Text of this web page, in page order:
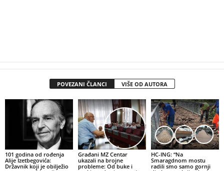
POVEZANI ČLANCI VIŠE OD AUTORA
101 godina od rođenja
Alije Izetbegovića:
Državnik koji je obilježio
Građani MZ Centar
ukazali na brojne
probleme: Od buke i
HC-ING: “Na
Smaragdnom mostu
radili smo samo gornji